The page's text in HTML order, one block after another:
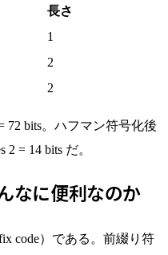
長さ
1
2
2
72 bits。ハフマン符号化後
2 = 14 bits だ。
なに便利なのか
code）である。前綴り符